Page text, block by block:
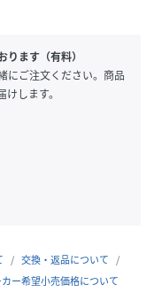
ちな夏スタイルのア
いボリューム感で、
＞、華やかな＜GLD
違って見える場合が
ます（有料）
にご注文ください。商品
します。
交換・返品について
ー希望小売価格について